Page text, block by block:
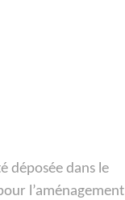
déposée dans le
l’aménagement